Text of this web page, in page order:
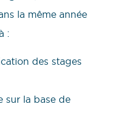
la même année
:
des stages
sur la base de